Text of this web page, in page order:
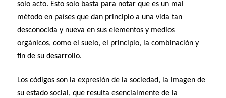
solo acto. Esto solo basta para notar que es un mal
método en países que dan principio a una vida tan
desconocida y nueva en sus elementos y medios
orgánicos, como el suelo, el principio, la combinación y
fin de su desarrollo.
Los códigos son la expresión de la sociedad, la imagen de
su estado social, que resulta esencialmente de la